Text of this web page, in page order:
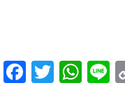
Facebook
Twitter